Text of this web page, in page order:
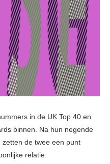
in de UK Top 40 en
binnen. Na hun negende
zetten de twee een punt
relatie.